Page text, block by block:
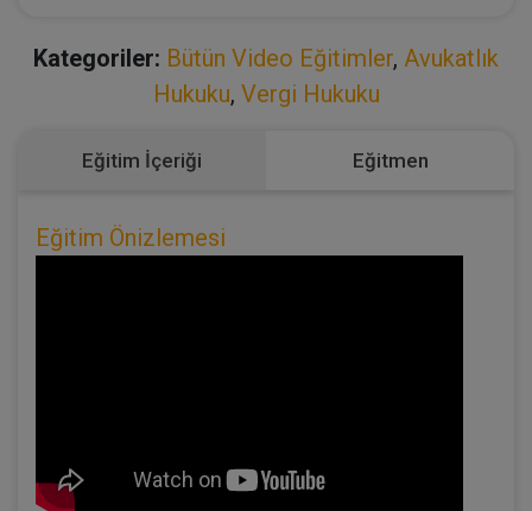
Kategoriler: Bütün Video Eğitimler, Avukatlık
Hukuku, Vergi Hukuku
Eğitim İçeriği Eğitmen
Eğitim Önizlemesi